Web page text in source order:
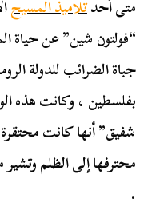
متى أحدتلاميذ المسيح
“فولتون شين” عن حياة
جباة الضرائب للدولة
بفلسطين ، وكانت هذه
شفيق” أنها كانت
محترفها إلى الظلم
.